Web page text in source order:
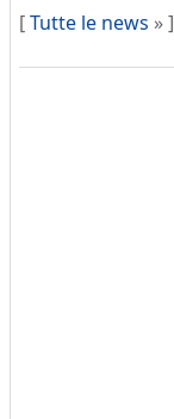
[Tutte le news » ]